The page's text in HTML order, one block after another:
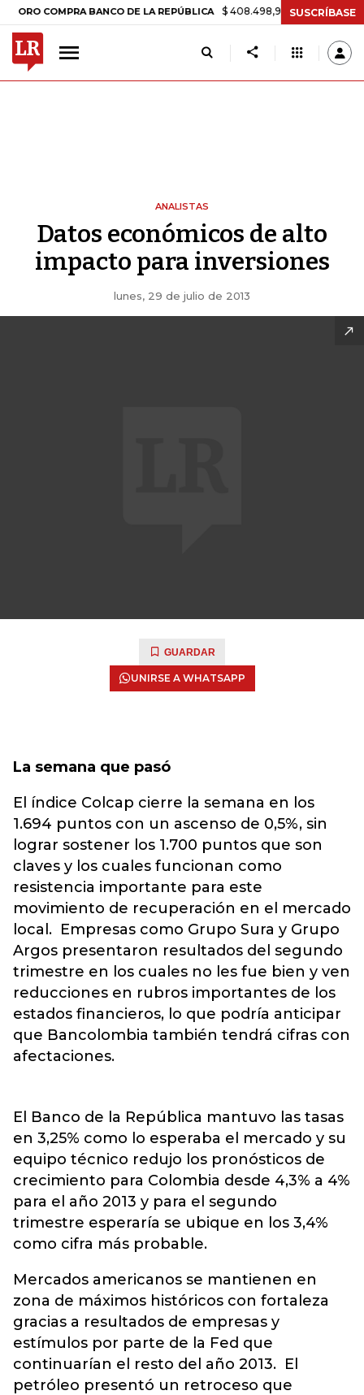
COMPRA BANCO DE LA REPÚBLICA $ 408.498,97 +$ 8.753,81 +2,19%
SUSCRÍBASE
ANALISTAS
Datos económicos de alto
impacto para inversiones
lunes, 29 de julio de 2013
GUARDAR
UNIRSE A WHATSAPP
La semana que pasó
El índice Colcap cierre la semana en los
1.694 puntos con un ascenso de 0,5%, sin
lograr sostener los 1.700 puntos que son
claves y los cuales funcionan como
resistencia importante para este
movimiento de recuperación en el mercado
local. Empresas como Grupo Sura y Grupo
Argos presentaron resultados del segundo
trimestre en los cuales no les fue bien y ven
reducciones en rubros importantes de los
estados financieros, lo que podría anticipar
que Bancolombia también tendrá cifras con
afectaciones.
El Banco de la República mantuvo las tasas
en 3,25% como lo esperaba el mercado y su
equipo técnico redujo los pronósticos de
crecimiento para Colombia desde 4,3% a 4%
para el año 2013 y para el segundo
trimestre esperaría se ubique en los 3,4%
como cifra más probable.
Mercados americanos se mantienen en
zona de máximos históricos con fortaleza
gracias a resultados de empresas y
estímulos por parte de la Fed que
continuarían el resto del año 2013. El
petróleo presentó un retroceso que